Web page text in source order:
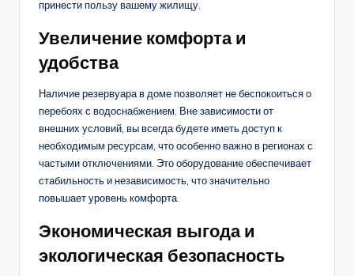
принести пользу вашему жилищу.
Увеличение комфорта и
удобства
Наличие резервуара в доме позволяет не беспокоиться о
перебоях с водоснабжением. Вне зависимости от
внешних условий, вы всегда будете иметь доступ к
необходимым ресурсам, что особенно важно в регионах с
частыми отключениями. Это оборудование обеспечивает
стабильность и независимость, что значительно
повышает уровень комфорта.
Экономическая выгода и
экологическая безопасность